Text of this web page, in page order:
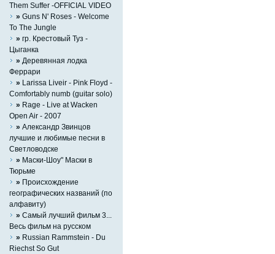
Them Suffer -OFFICIAL VIDEO
» Guns N' Roses - Welcome
To The Jungle
» гр. Крестовый Туз -
Цыганка
» Деревянная лодка
Феррари
» Larissa Liveir - Pink Floyd -
Comfortably numb (guitar solo)
» Rage - Live at Wacken
Open Air - 2007
» Александр Звинцов
лучшие и любимые песни в
Светловодске
» Маски-Шоу" Маски в
Тюрьме
» Происхождение
географических названий (по
алфавиту)
» Самый лучший фильм 3...
Весь фильм на русском
» Russian Rammstein - Du
Riechst So Gut